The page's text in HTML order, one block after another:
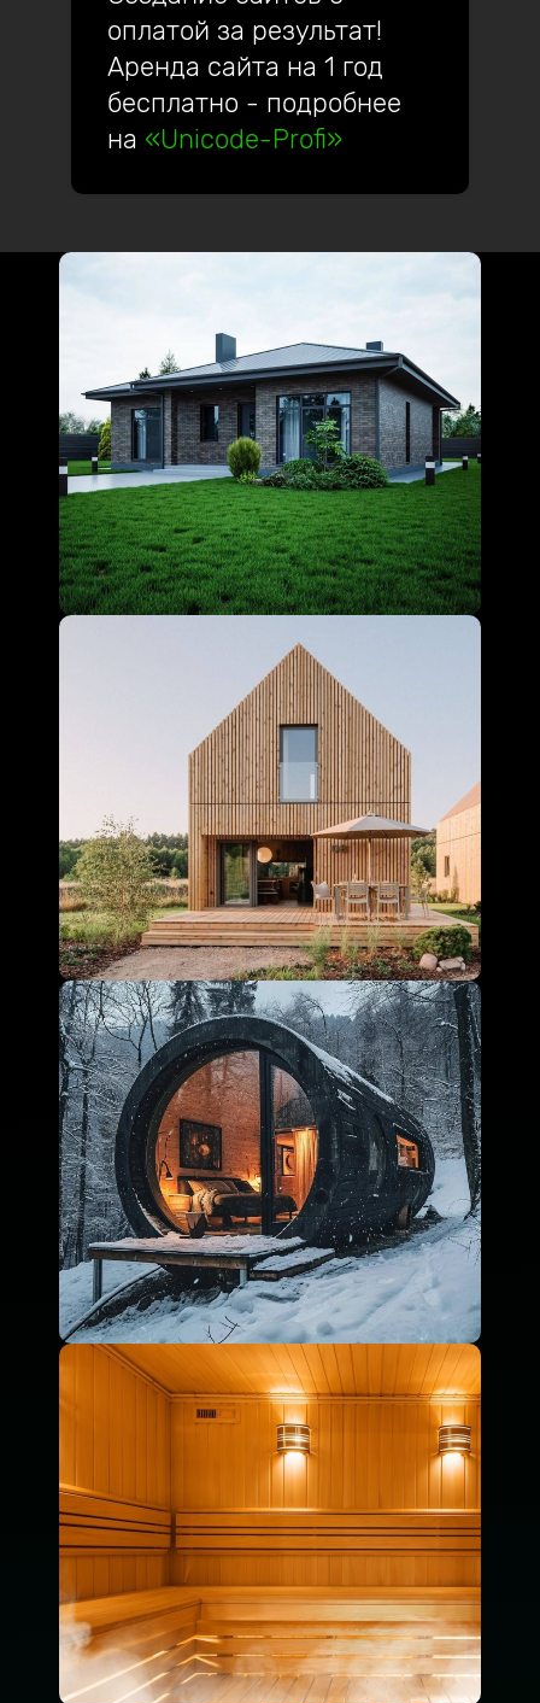
оплатой за результат!
Аренда сайта на 1 год
бесплатно - подробнее
на «Unicode-Profi»